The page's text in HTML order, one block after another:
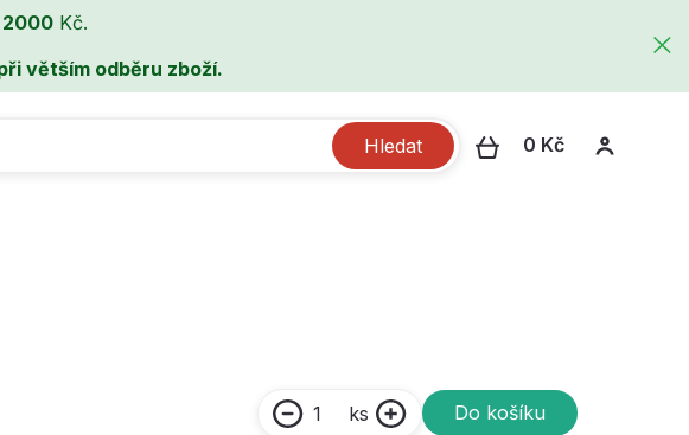
2000 Kč.
větším odběru zboží.
Hledat 0 Kč
ks Do košíku